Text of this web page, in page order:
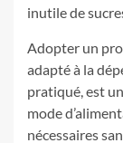
inutile de
Adopter un
adapté à la
pratiqué, est
mode
nécessaires